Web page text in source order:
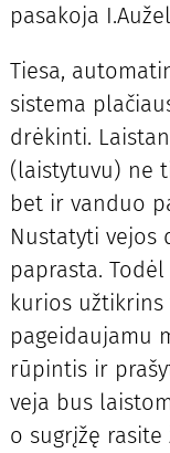
pasakoja
Tiesa,
sistema
drėkinti.
(laistytuvu) ne
bet ir vanduo
Nustatyti vejos
paprasta.
kurios
pageidaujamu
rūpintis ir
veja bus
o sugrįžę